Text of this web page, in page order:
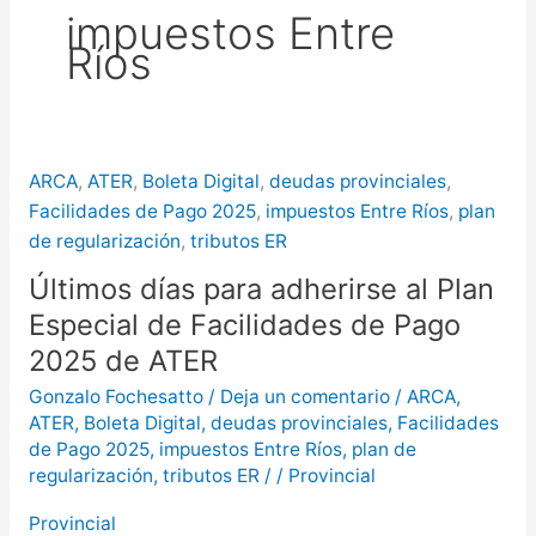
puntos de Concordia
Concordia
impuestos Entre
Ríos
ARCA, ATER, Boleta Digital, deudas provinciales,
Facilidades de Pago 2025, impuestos Entre Ríos, plan
de regularización, tributos ER
Últimos días para adherirse al Plan
Especial de Facilidades de Pago
2025 de ATER
Gonzalo Fochesatto / Deja un comentario / ARCA,
ATER, Boleta Digital, deudas provinciales, Facilidades
de Pago 2025, impuestos Entre Ríos, plan de
regularización, tributos ER/ / Provincial
Provincial